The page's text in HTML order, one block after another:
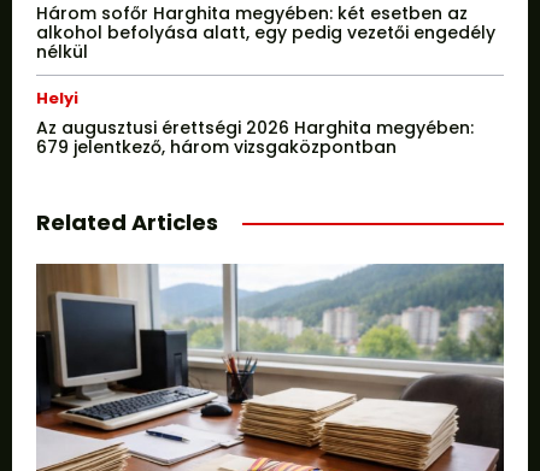
Három sofőr Harghita megyében: két esetben az
alkohol befolyása alatt, egy pedig vezetői engedély
nélkül
Helyi
Az augusztusi érettségi 2026 Harghita megyében:
679 jelentkező, három vizsgaközpontban
Related Articles